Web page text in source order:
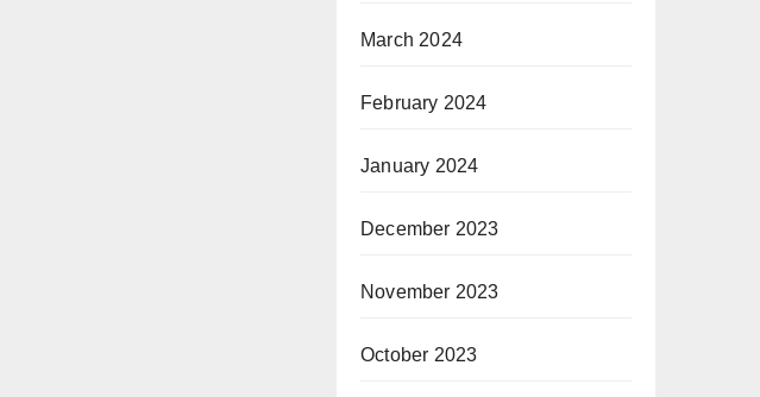
March 2024
February 2024
January 2024
December 2023
November 2023
October 2023